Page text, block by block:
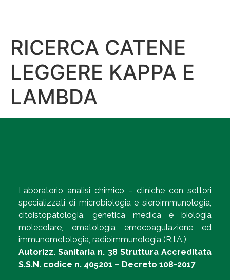
RICERCA CATENE
LEGGERE KAPPA E
LAMBDA
Laboratorio analisi chimico – cliniche con settori
specializzati di microbiologia e sieroimmunologia,
citoistopatologia, genetica medica e biologia
molecolare, ematologia emocoagulazione ed
immunometologia, radioimmunologia (R.I.A.)
Autorizz. Sanitaria n. 38 Struttura Accreditata
S.S.N. codice n. 405201 – Decreto 108-2017